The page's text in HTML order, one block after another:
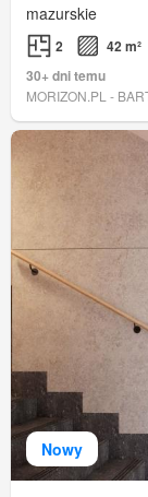
mazurskie
2
42 m²
30+ dni temu
Nowy